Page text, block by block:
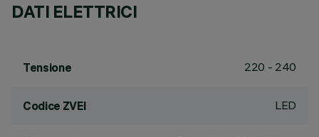
DATI ELETTRICI
Tensione 220 - 240
Codice ZVEI LED